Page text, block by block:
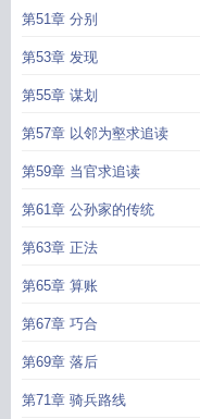
第51章 分别
第53章 发现
第55章 谋划
第57章 以邻为壑求追读
第59章 当官求追读
第61章 公孙家的传统
第63章 正法
第65章 算账
第67章 巧合
第69章 落后
第71章 骑兵路线